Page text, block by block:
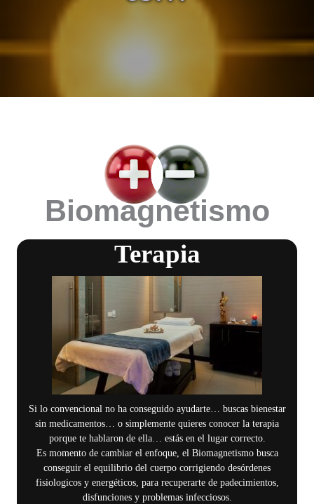
Biomagnetismo
Terapia
Si lo convencional no ha conseguido ayudarte… buscas bienestar
sin medicamentos… o simplemente quieres conocer la terapia
porque te hablaron de ella… estás en el lugar correcto.
Es momento de cambiar el enfoque, el Biomagnetismo busca
conseguir el equilibrio del cuerpo corrigiendo desórdenes
fisiologicos y energéticos, para recuperarte de padecimientos,
disfunciones y problemas infecciosos.